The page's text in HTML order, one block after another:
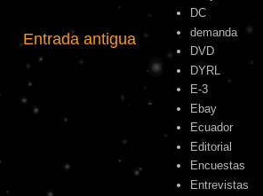
Entrada antigua
DC
demanda
DVD
DYRL
E-3
Ebay
Ecuador
Editorial
Encuestas
Entrevistas